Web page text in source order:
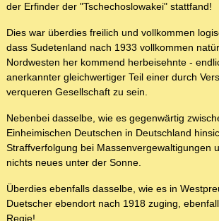
der Erfinder der "Tschechoslowakei" stattfand!
Dies war überdies freilich und vollkommen
dass Sudetenland nach 1933 vollkommen
Nordwesten her kommend herbeisehnte -
anerkannter gleichwertiger Teil einer durch
verqueren Gesellschaft zu sein.
Nebenbei dasselbe, wie es gegenwärtig
Einheimischen Deutschen in Deutschland
Straffverfolgung bei Massenvergewaltigungen
nichts neues unter der Sonne.
Überdies ebenfalls dasselbe, wie es in
Duetscher ebendort nach 1918 zuging,
Regie!